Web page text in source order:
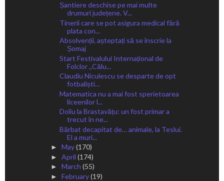
Șantiere deschise pe mai multe
drumuri județene. V...
Tinerii care se pot asigura medical fără
plata con...
Absolvenții, așteptați să se înscrie la
Șomaj
Start Festivalului Internațional de
Folclor ,,Călu...
Claudiu Niculescu se desparte de opt
fotbaliști…
Matematica nu a mai fost sperietoarea
liceenilor l...
Doliu la Brastavățu: un fost primar a
trecut în ne...
Bărbat decapitat de… animale, la Teslui.
El a muri...
► May(170)
► April (174)
► March (55)
► February(19)